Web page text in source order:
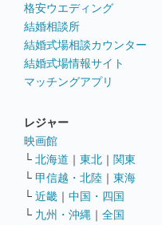
格安ウエディング
結婚相談所
結婚式場相談カウンター
結婚式場情報サイト
マッチングアプリ
レジャー
映画館
└ 北海道 ｜ 東北 ｜ 関東
└ 甲信越・北陸 ｜ 東海
└ 近畿 ｜ 中国・四国
└ 九州・沖縄 ｜ 全国